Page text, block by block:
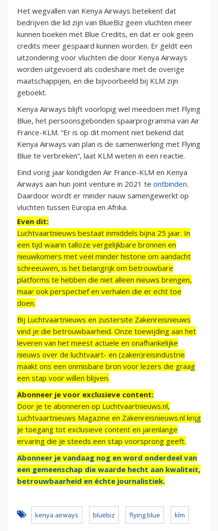
Het wegvallen van Kenya Airways betekent dat
bedrijven die lid zijn van BlueBiz geen vluchten meer
kunnen boeken met Blue Credits, en dat er ook geen
credits meer gespaard kunnen worden. Er geldt een
uitzondering voor vluchten die door Kenya Airways
worden uitgevoerd als codeshare met de overige
maatschappijen, en die bijvoorbeeld bij KLM zijn
geboekt.
Kenya Airways blijft voorlopig wel meedoen met Flying
Blue, het persoonsgebonden spaarprogramma van Air
France-KLM. “Er is op dit moment niet bekend dat
Kenya Airways van plan is de samenwerking met Flying
Blue te verbreken”, laat KLM weten in een reactie.
Eind vorig jaar kondigden Air France-KLM en Kenya
Airways aan hun joint venture in 2021 te ontbinden.
Daardoor wordt er minder nauw samengewerkt op
vluchten tussen Europa en Afrika.
Even dit:
Luchtvaartnieuws bestaat inmiddels bijna 25 jaar. In
een tijd waarin talloze vergelijkbare bronnen en
nieuwkomers met veel minder historie om aandacht
schreeuwen, is het belangrijk om betrouwbare
platforms te hebben die niet alleen nieuws brengen,
maar ook perspectief en verhalen die er echt toe
doen.
Bij Luchtvaartnieuws en zustersite Zakenreisnieuws
vind je die betrouwbaarheid. Onze toewijding aan het
leveren van het meest actuele en onafhankelijke
nieuws over de luchtvaart- en (zaken)reisindustrie
maakt ons een onmisbare bron voor lezers die graag
een stap voor willen blijven.
Abonneer je voor exclusieve content:
Door je te abonneren op Luchtvaartnieuws.nl,
Luchtvaartnieuws Magazine en Zakenreisnieuws.nl krijg
je toegang tot exclusieve content en jarenlange
ervaring die je steeds een stap voorsprong geeft.
Abonneer je vandaag nog en word onderdeel van
een gemeenschap die waarde hecht aan kwaliteit,
betrouwbaarheid en échte journalistiek.
kenya airways bluebiz flying blue klm